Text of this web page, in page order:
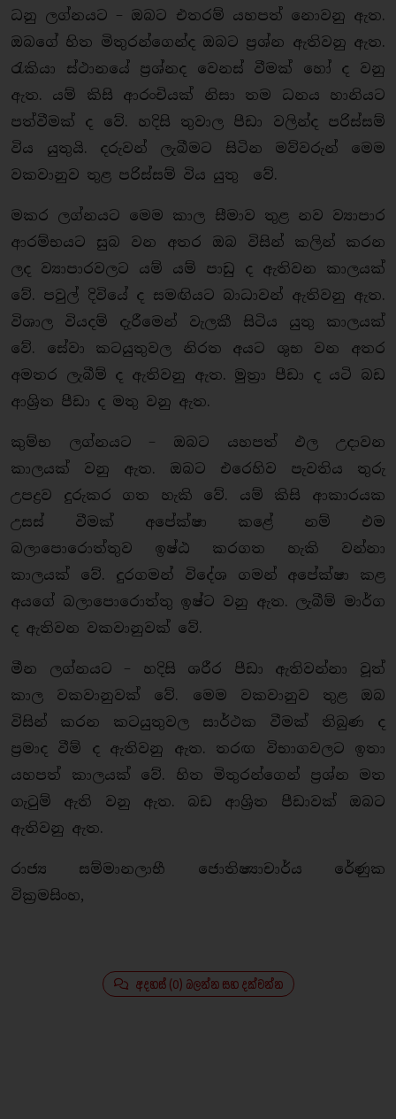
ධනු ලග්නයට – ඔබට එතරම් යහපත් නොවනු ඇත.
ඔබගේ හිත මිතුරන්ගෙන්ද ඔබට ප්‍රශ්න ඇතිවනු ඇත.
රැකියා ස්ථානයේ ප්‍රශ්නද වෙනස් වීමක් හෝ ද වනු
ඇත. යම් කිසි ආරංචියක් නිසා තම ධනය හානියට
පත්වීමක් ද වේ. හදිසි තුවාල පීඩා වලින්ද පරිස්සම්
විය යුතුයි. දරුවන් ලැබීමට සිටින මව්වරුන් මෙම
වකවානුව තුළ පරිස්සම් විය යුතු වේ.
මකර ලග්නයට මෙම කාල සීමාව තුළ නව ව්‍යාපාර
ආරම්භයට සුබ වන අතර ඔබ විසින් කලින් කරන
ලද ව්‍යාපාරවලට යම් යම් පාඩු ද ඇතිවන කාලයක්
වේ. පවුල් දිවියේ ද සමඟියට බාධාවන් ඇතිවනු ඇත.
විශාල වියදම් දැරීමෙන් වැලකී සිටිය යුතු කාලයක්
වේ. සේවා කටයුතුවල නිරත අයට ශුභ වන අතර
අමතර ලැබීම් ද ඇතිවනු ඇත. මුත්‍රා පීඩා ද යටි බඩ
ආශ්‍රිත පීඩා ද මතු වනු ඇත.
කුම්භ ලග්නයට – ඔබට යහපත් ඵල උදාවන
කාලයක් වනු ඇත. ඔබට එරෙහිව පැවතිය තුරු
උපද්‍රව දුරුකර ගත හැකි වේ. යම් කිසි ආකාරයක
උසස් වීමක් අපේක්ෂා කළේ නම් එම
බලාපොරොත්තුව ඉෂ්ඨ කරගත හැකි වන්නා
කාලයක් වේ. දුරගමන් විදේශ ගමන් අපේක්ෂා කළ
අයගේ බලාපොරොත්තු ඉෂ්ට වනු ඇත. ලැබීම් මාර්ග
ද ඇතිවන වකවානුවක් වේ.
මීන ලග්නයට – හදිසි ශරීර පීඩා ඇතිවන්නා වූත්
කාල වකවානුවක් වේ. මෙම වකවානුව තුළ ඔබ
විසින් කරන කටයුතුවල සාර්ථක වීමක් තිබුණ ද
ප්‍රමාද වීම් ද ඇතිවනු ඇත. තරඟ විභාගවලට ඉතා
යහපත් කාලයක් වේ. හිත මිතුරන්ගෙන් ප්‍රශ්න මත
ගැටුම් ඇති වනු ඇත. බඩ ආශ්‍රිත පීඩාවක් ඔබට
ඇතිවනු ඇත.
රාජ්‍ය සම්මානලාභී ජොතිෂ්‍යාචාර්ය රේණුක
වික්‍රමසිංහ,
අදහස් (0) බලන්න සහ දක්වන්න